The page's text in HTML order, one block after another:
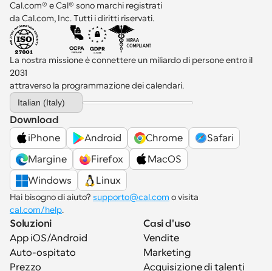
Cal.com® e Cal® sono marchi registrati
da Cal.com, Inc. Tutti i diritti riservati.
La nostra missione è connettere un miliardo di persone entro il
2031
attraverso la programmazione dei calendari.
Select Language
Italian (Italy)
Download
iPhone
Android Chrome
Safari
Margine
Firefox
MacOS
Windows
Linux
Hai bisogno di aiuto? supporto@cal.com
cal.com/help.
Soluzioni
App iOS/Android
Auto-ospitato
Prezzo
Casi d'uso
Vendite
Marketing
Acquisizione di talenti